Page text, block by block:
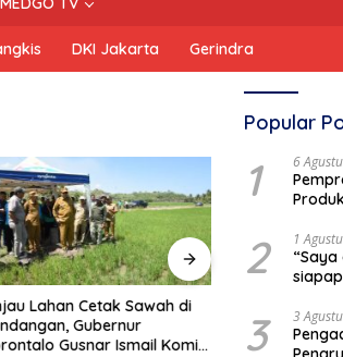
DKI Jakarta Gerindra
Lahan Cetak Sawah di
Gubernur
Gusnar Ismail Komit
Mahasiswa
UNG Ikuti
Popular
1 6
untuk
2 1
Cagar
3 3